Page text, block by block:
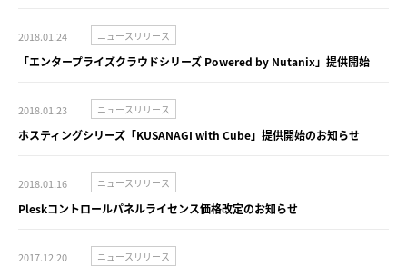
2018.01.24 ニュースリリース
「エンタープライズクラウドシリーズ Powered by Nutanix」提供開始
2018.01.23 ニュースリリース
ホスティングシリーズ「KUSANAGI with Cube」提供開始のお知らせ
2018.01.16 ニュースリリース
Pleskコントロールパネルライセンス価格改定のお知らせ
2017.12.20 ニュースリリース